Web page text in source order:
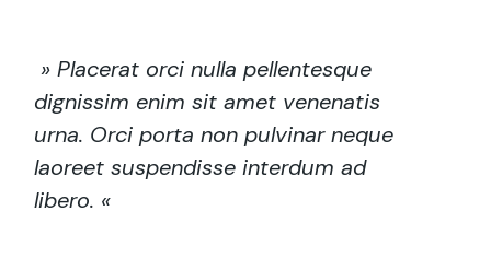
» Placerat orci nulla pellentesque
dignissim enim sit amet venenatis
urna. Orci porta non pulvinar neque
laoreet suspendisse interdum ad
libero. «